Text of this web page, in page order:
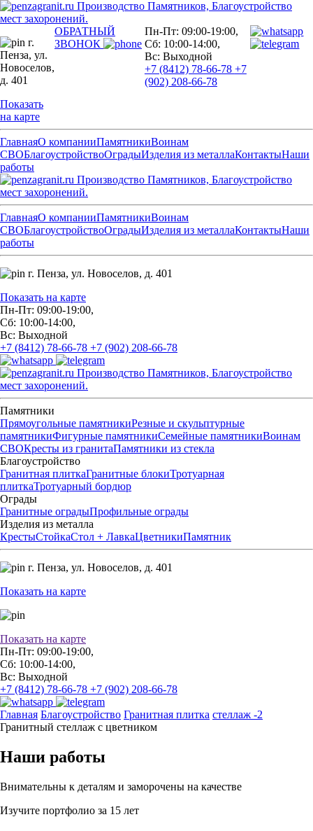
Производство Памятников, Благоустройство
мест захоронений.
г.
Пенза, ул.
Новоселов,
д. 401
Показать
на карте
ОБРАТНЫЙ
ЗВОНОК
Пн-Пт: 09:00-19:00,
Сб: 10:00-14:00,
Вс: Выходной
+7 (8412) 78-66-78 +7
(902) 208-66-78
ГлавнаяО компанииПамятникиВоинам
СВОБлагоустройствоОградыИзделия из металлаКонтактыНаши
работы
Производство Памятников, Благоустройство
мест захоронений.
ГлавнаяО компанииПамятникиВоинам
СВОБлагоустройствоОградыИзделия из металлаКонтактыНаши
работы
г. Пенза, ул. Новоселов, д. 401
Показать на карте
Пн-Пт: 09:00-19:00,
Сб: 10:00-14:00,
Вс: Выходной
+7 (8412) 78-66-78 +7 (902) 208-66-78
Производство Памятников, Благоустройство
мест захоронений.
Памятники
Прямоугольные памятникиРезные и скульптурные
памятникиФигурные памятникиСемейные памятникиВоинам
СВОКресты из гранитаПамятники из стекла
Благоустройство
Гранитная плиткаГранитные блокиТротуарная
плиткаТротуарный бордюр
Ограды
Гранитные оградыПрофильные ограды
Изделия из металла
КрестыСтойкаСтол + ЛавкаЦветникиПамятник
г. Пенза, ул. Новоселов, д. 401
Показать на карте
Показать на карте
Пн-Пт: 09:00-19:00,
Сб: 10:00-14:00,
Вс: Выходной
+7 (8412) 78-66-78 +7 (902) 208-66-78
Главная Благоустройство Гранитная плитка стеллаж -2
Гранитный стеллаж с цветником
Наши работы
Внимательны к деталям и заморочены на качестве
Изучите портфолио за 15 лет